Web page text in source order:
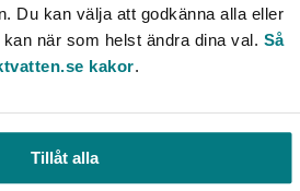
Du kan välja att godkänna alla eller
när som helst ändra dina val. Så
kakor.
Tillåt alla